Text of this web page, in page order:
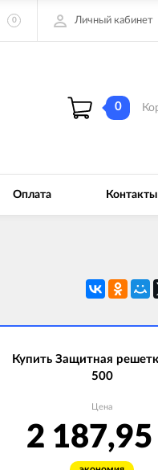
0 Личный кабинет
0
Оплата Контакты
Купить Защитная
500
Цена
2 187,95